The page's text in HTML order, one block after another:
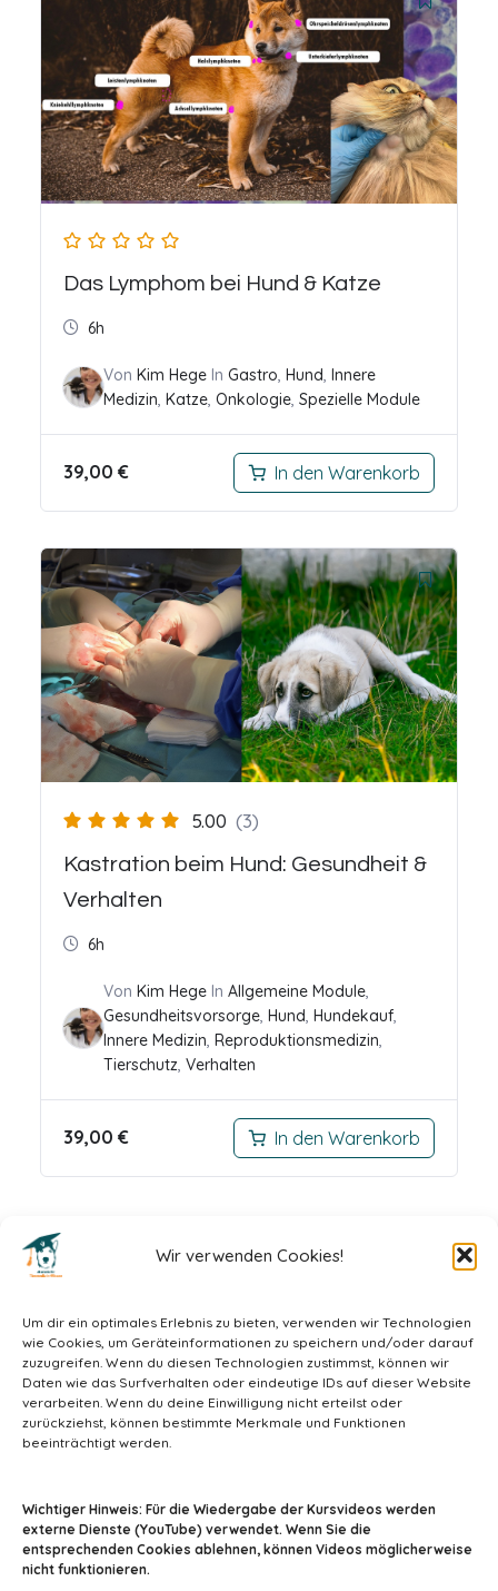
Wir verwenden Cookies!
Um dir ein optimales Erlebnis zu bieten, verwenden wir Technologien
wie Cookies, um Geräteinformationen zu speichern und/oder darauf
zuzugreifen. Wenn du diesen Technologien zustimmst, können wir
Daten wie das Surfverhalten oder eindeutige IDs auf dieser Website
verarbeiten. Wenn du deine Einwilligung nicht erteilst oder
zurückziehst, können bestimmte Merkmale und Funktionen
beeinträchtigt werden.
Wichtiger Hinweis: Für die Wiedergabe der Kursvideos werden
externe Dienste (YouTube) verwendet. Wenn Sie die
entsprechenden Cookies ablehnen, können Videos möglicherweise
nicht funktionieren.
Das Lymphom bei Hund & Katze
6h
Von Kim Hege In Gastro, Hund, Innere
Medizin, Katze, Onkologie, Spezielle Module
39,00 € In den Warenkorb
5.00 (3)
Kastration beim Hund: Gesundheit &
Verhalten
6h
Von Kim Hege In Allgemeine Module,
Gesundheitsvorsorge, Hund, Hundekauf,
Innere Medizin, Reproduktionsmedizin,
Tierschutz, Verhalten
39,00 € In den Warenkorb
info@tiermedizin-wissen.de